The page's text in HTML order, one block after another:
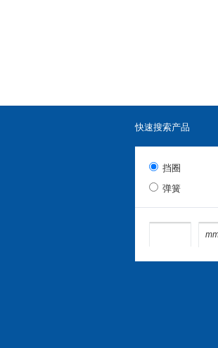
快速搜索产品
挡圈
弹簧